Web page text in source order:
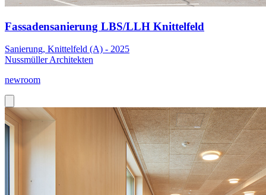
Fassadensanierung LBS/LLH Knittelfeld
Sanierung, Knittelfeld (A) - 2025
Nussmüller Architekten
newroom